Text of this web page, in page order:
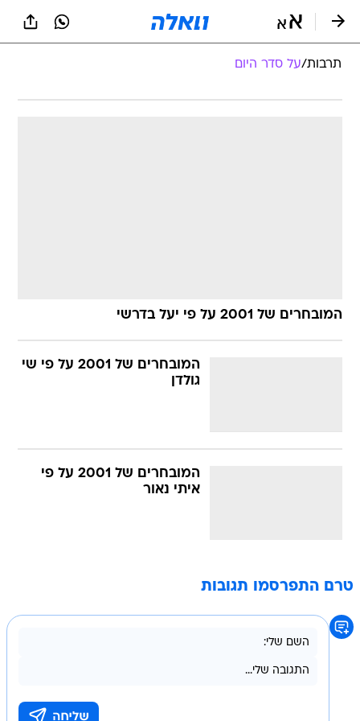
תרבות/על סדר היום
המובחרים של 2001 על פי יעל בדרשי
המובחרים של 2001 על פי שי
גולדן
המובחרים של 2001 על פי
איתי נאור
טרם התפרסמו תגובות